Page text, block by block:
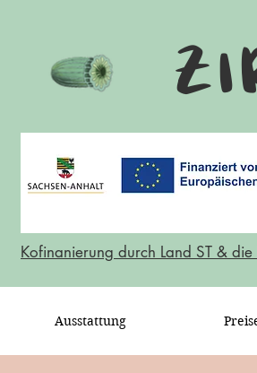
Kofinanierung durch Land ST & die
Ausstattung